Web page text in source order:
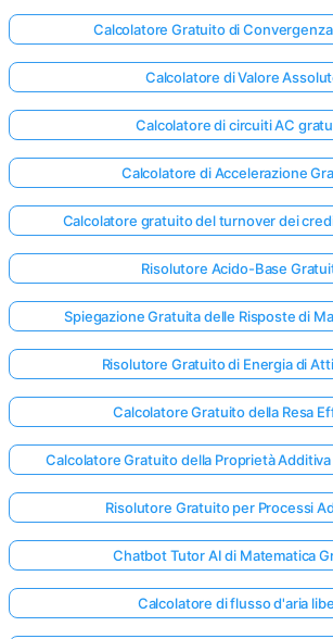
Calcolatore Gratuito di
Calcolatore di Valore
Calcolatore di circuiti AC
Calcolatore di Accelerazione
Calcolatore gratuito del turnover dei
Risolutore Acido-Base
Spiegazione Gratuita delle Risposte di
Risolutore Gratuito di Energia di
Calcolatore Gratuito della Resa
Calcolatore Gratuito della Proprietà
Risolutore Gratuito per Processi
Chatbot Tutor AI di Matematica
Calcolatore di flusso d'aria